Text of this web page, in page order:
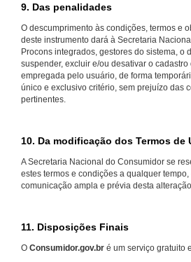
9. Das penalidades
O descumprimento às condições, termos e
deste instrumento dará à Secretaria
Procons integrados, gestores do sistema, o
suspender, excluir e/ou desativar o
empregada pelo usuário, de forma
único e exclusivo critério, sem prejuízo das
pertinentes.
10. Da modificação dos Termos de
A Secretaria Nacional do Consumidor se
estes termos e condições a qualquer
comunicação ampla e prévia desta
11. Disposições Finais
O Consumidor.gov.br é um serviço gratuito